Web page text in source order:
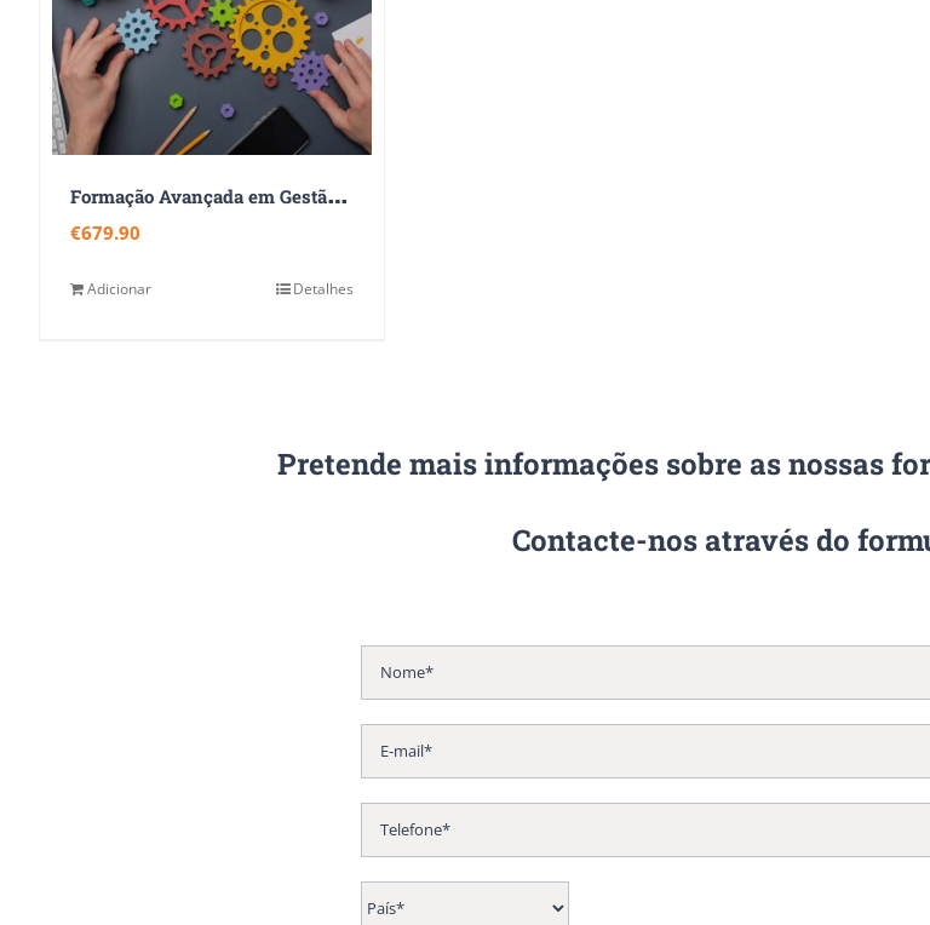
F
ormação Avançada em Gestão de Projetos e Processos 360
€679.90
Adicionar Detalhes
Pretende mais informações sobre as nossas
Contacte-nos através do